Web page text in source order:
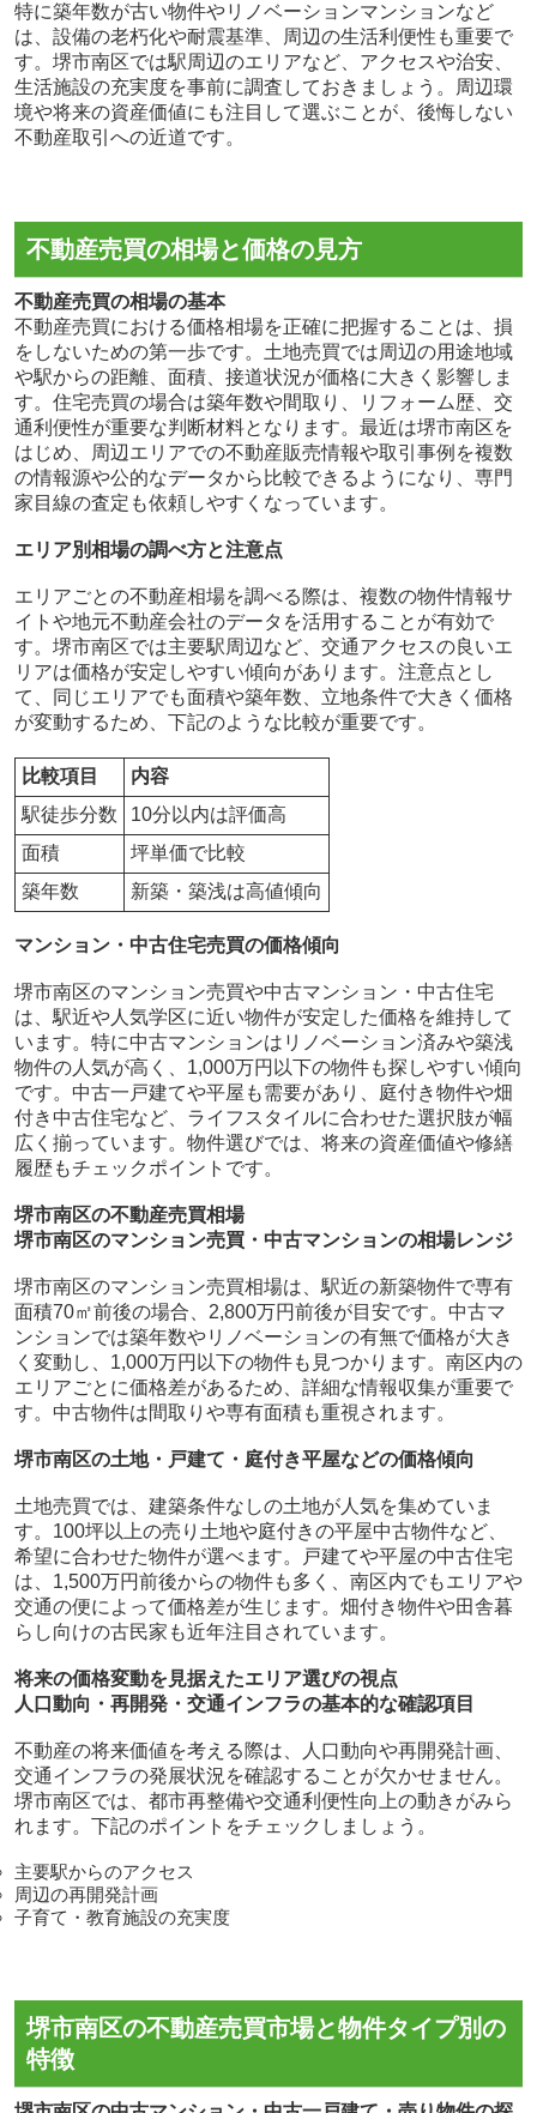
特に築年数が古い物件やリノベーションマンションなど
は、設備の老朽化や耐震基準、周辺の生活利便性も重要で
す。堺市南区では駅周辺のエリアなど、アクセスや治安、
生活施設の充実度を事前に調査しておきましょう。周辺環
境や将来の資産価値にも注目して選ぶことが、後悔しない
不動産取引への近道です。
不動産売買の相場と価格の見方
不動産売買の相場の基本
不動産売買における価格相場を正確に把握することは、損
をしないための第一歩です。土地売買では周辺の用途地域
や駅からの距離、面積、接道状況が価格に大きく影響しま
す。住宅売買の場合は築年数や間取り、リフォーム歴、交
通利便性が重要な判断材料となります。最近は堺市南区を
はじめ、周辺エリアでの不動産販売情報や取引事例を複数
の情報源や公的なデータから比較できるようになり、専門
家目線の査定も依頼しやすくなっています。
エリア別相場の調べ方と注意点
エリアごとの不動産相場を調べる際は、複数の物件情報サ
イトや地元不動産会社のデータを活用することが有効で
す。堺市南区では主要駅周辺など、交通アクセスの良いエ
リアは価格が安定しやすい傾向があります。注意点とし
て、同じエリアでも面積や築年数、立地条件で大きく価格
が変動するため、下記のような比較が重要です。
比較項目
内容
駅徒歩分数
10分以内は評価高
面積
坪単価で比較
築年数
新築・築浅は高値傾向
マンション・中古住宅売買の価格傾向
堺市南区のマンション売買や中古マンション・中古住宅
は、駅近や人気学区に近い物件が安定した価格を維持して
います。特に中古マンションはリノベーション済みや築浅
物件の人気が高く、1,000万円以下の物件も探しやすい傾向
です。中古一戸建てや平屋も需要があり、庭付き物件や畑
付き中古住宅など、ライフスタイルに合わせた選択肢が幅
広く揃っています。物件選びでは、将来の資産価値や修繕
履歴もチェックポイントです。
堺市南区の不動産売買相場
堺市南区のマンション売買・中古マンションの相場レンジ
堺市南区のマンション売買相場は、駅近の新築物件で専有
面積70㎡前後の場合、2,800万円前後が目安です。中古マ
ンションでは築年数やリノベーションの有無で価格が大き
く変動し、1,000万円以下の物件も見つかります。南区内の
エリアごとに価格差があるため、詳細な情報収集が重要で
す。中古物件は間取りや専有面積も重視されます。
堺市南区の土地・戸建て・庭付き平屋などの価格傾向
土地売買では、建築条件なしの土地が人気を集めていま
す。100坪以上の売り土地や庭付きの平屋中古物件など、
希望に合わせた物件が選べます。戸建てや平屋の中古住宅
は、1,500万円前後からの物件も多く、南区内でもエリアや
交通の便によって価格差が生じます。畑付き物件や田舎暮
らし向けの古民家も近年注目されています。
将来の価格変動を見据えたエリア選びの視点
人口動向・再開発・交通インフラの基本的な確認項目
不動産の将来価値を考える際は、人口動向や再開発計画、
交通インフラの発展状況を確認することが欠かせません。
堺市南区では、都市再整備や交通利便性向上の動きがみら
れます。下記のポイントをチェックしましょう。
主要駅からのアクセス
周辺の再開発計画
子育て・教育施設の充実度
堺市南区の不動産売買市場と物件タイプ別の
特徴